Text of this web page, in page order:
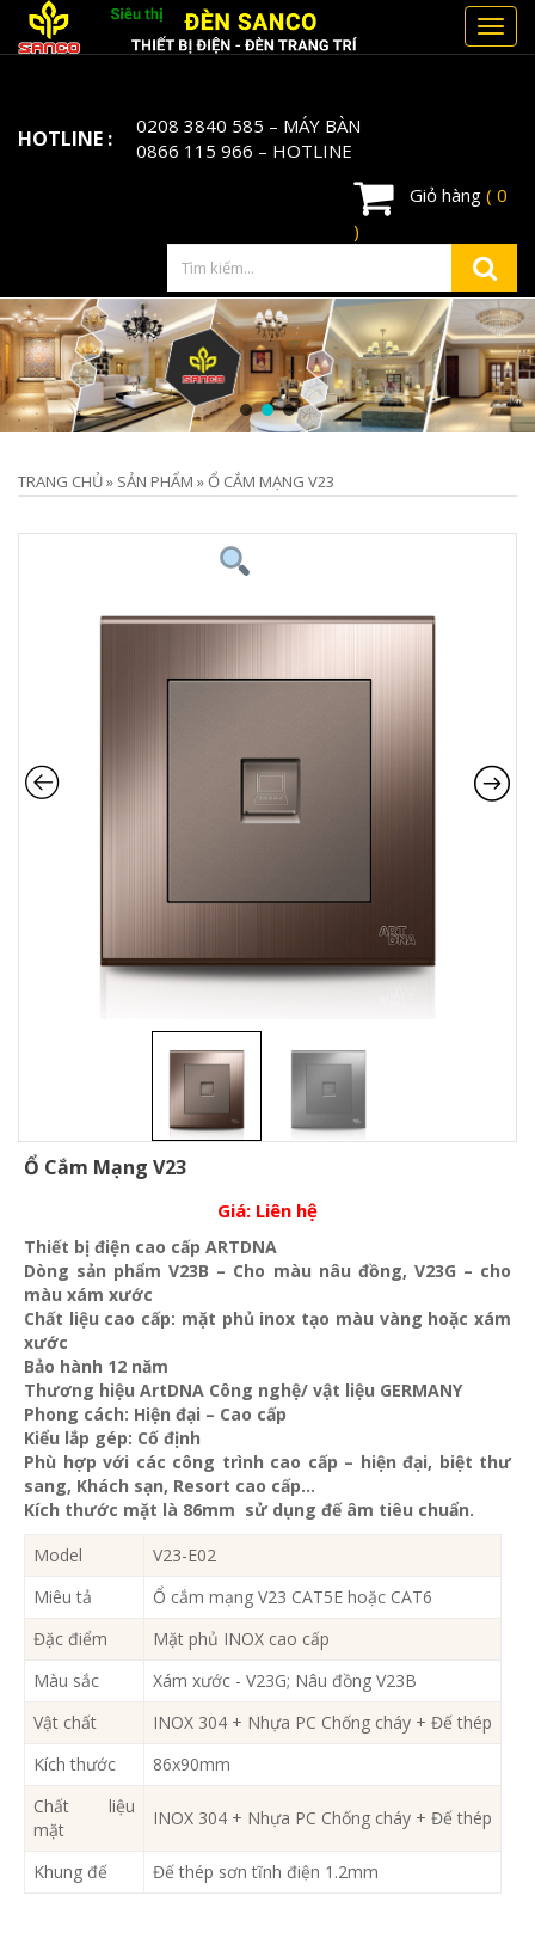
HOTLINE : 0208 3840 585 – MÁY BÀN
0866 115 966 – HOTLINE
Giỏ hàng ( 0
)
TRANG CHỦ» SẢN PHẨM »Ổ CẮM MẠNG V23
Ổ Cắm Mạng V23
Giá: Liên hệ
Thiết bị điện cao cấp ARTDNA
Dòng sản phẩm V23B – Cho màu nâu đồng, V23G – cho
màu xám xước
Chất liệu cao cấp: mặt phủ inox tạo màu vàng hoặc xám
xước
Bảo hành 12 năm
Thương hiệu ArtDNA Công nghệ/ vật liệu GERMANY
Phong cách: Hiện đại – Cao cấp
Kiểu lắp gép: Cố định
Phù hợp với các công trình cao cấp – hiện đại, biệt thư
sang, Khách sạn, Resort cao cấp…
Kích thước mặt là 86mm sử dụng đế âm tiêu chuẩn.
Model
V23-E02
Miêu tả
Ổ cắm mạng V23 CAT5E hoặc CAT6
Đặc điểm
Mặt phủ INOX cao cấp
Màu sắc
Xám xước - V23G; Nâu đồng V23B
Vật chất
INOX 304 + Nhựa PC Chống cháy + Đế thép
Kích thước
86x90mm
Chất liệu
mặt
INOX 304 + Nhựa PC Chống cháy + Đế thép
Khung đế Đế thép sơn tĩnh điện 1.2mm